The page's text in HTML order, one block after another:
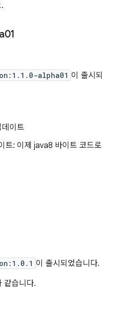
alpha01 이 출시되
이트
트: 이제 java8 바이트 코드로
이 출시되었습니다.
같습니다.